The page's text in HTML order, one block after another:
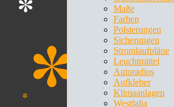
Maße
Farben
Polsterungen
Sicherungen
Stromlaufpläne
Leuchtmittel
Autoradios
Aufkleber
Klimaanlagen
Westfalia